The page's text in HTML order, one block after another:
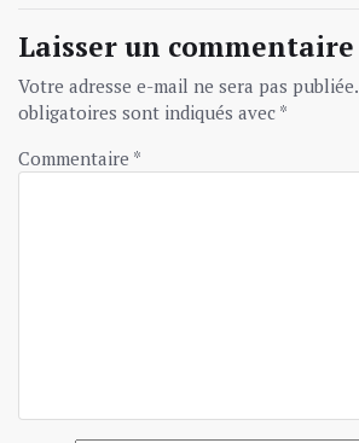
Laisser un commentaire
Votre adresse e-mail ne sera pas publiée.
obligatoires sont indiqués avec *
Commentaire *